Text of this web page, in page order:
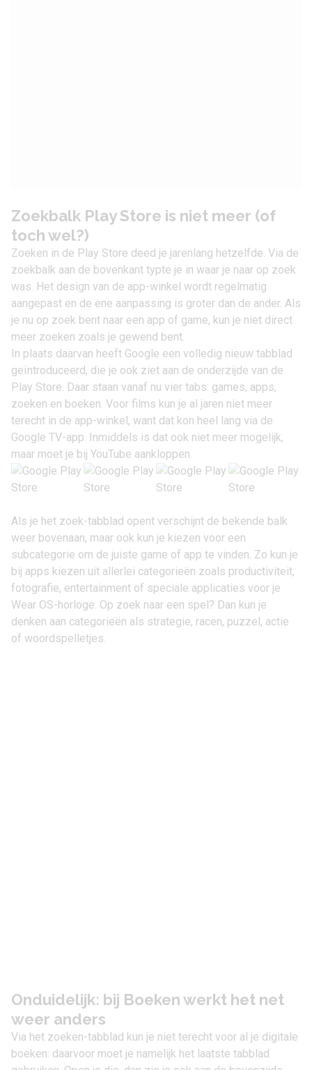
Zoekbalk Play Store is niet meer (of
toch wel?)
Zoeken in de Play Store deed je jarenlang hetzelfde. Via de
zoekbalk aan de bovenkant typte je in waar je naar op zoek
was. Het design van de app-winkel wordt regelmatig
aangepast en de ene aanpassing is groter dan de ander. Als
je nu op zoek bent naar een app of game, kun je niet direct
meer zoeken zoals je gewend bent.
In plaats daarvan heeft Google een volledig nieuw tabblad
geïntroduceerd, die je ook ziet aan de onderzijde van de
Play Store. Daar staan vanaf nu vier tabs: games, apps,
zoeken en boeken. Voor films kun je al jaren niet meer
terecht in de app-winkel, want dat kon heel lang via de
Google TV-app. Inmiddels is dat ook niet meer mogelijk,
maar moet je bij YouTube aankloppen.
Als je het zoek-tabblad opent verschijnt de bekende balk
weer bovenaan, maar ook kun je kiezen voor een
subcategorie om de juiste game of app te vinden. Zo kun je
bij apps kiezen uit allerlei categorieën zoals productiviteit,
fotografie, entertainment of speciale applicaties voor je
Wear OS-horloge. Op zoek naar een spel? Dan kun je
denken aan categorieën als strategie, racen, puzzel, actie
of woordspelletjes.
Onduidelijk: bij Boeken werkt het net
weer anders
Via het zoeken-tabblad kun je niet terecht voor al je digitale
boeken: daarvoor moet je namelijk het laatste tabblad